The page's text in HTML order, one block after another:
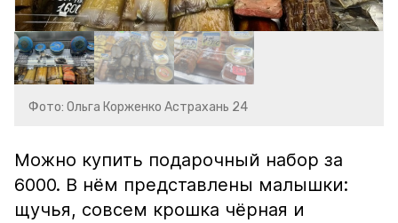
Фото: Ольга Корженко Астрахань 24
Можно купить подарочный набор за
6000. В нём представлены малышки:
щучья, совсем крошка чёрная и